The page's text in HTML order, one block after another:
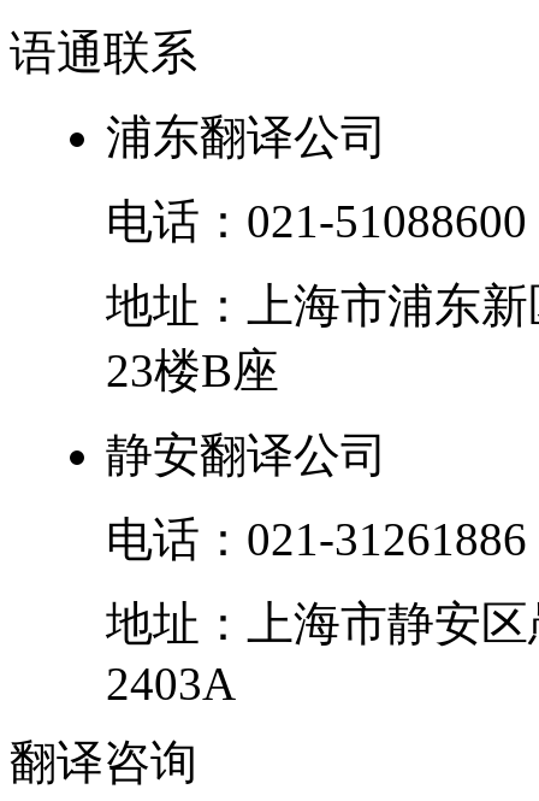
语通联系
浦东翻译公司
电话： 021-51088600
地址：
上海市浦东新
23楼B座
静安翻译公司
电话： 021-31261886
地址：
上海市静安区
2403A
翻译咨询